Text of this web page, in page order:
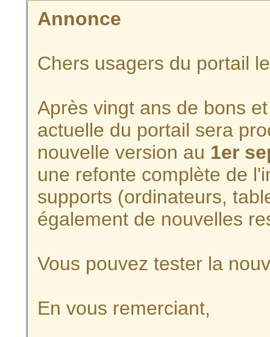
Annonce
Chers usagers du portail
Après vingt ans de bons
actuelle du portail sera
nouvelle version au 1er
une refonte complète de
supports (ordinateurs,
également de nouvelles
Vous pouvez tester la
En vous remerciant,